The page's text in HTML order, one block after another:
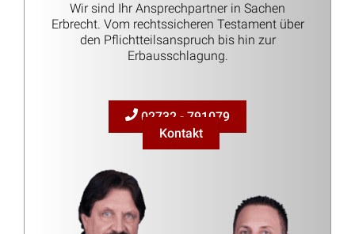
Wir sind Ihr Ansprechpartner in Sachen
Erbrecht. Vom rechtssicheren Testament über
den Pflichtteilsanspruch bis hin zur
Erbausschlagung.
02732 - 791079
Kontakt